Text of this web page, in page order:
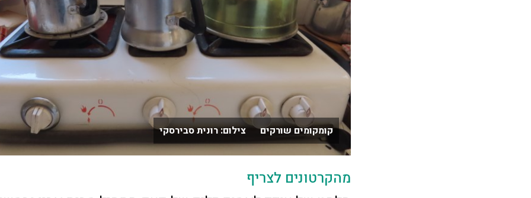
קומקומים שורקים צילום: רונית סבירסקי
מהקרטונים לצריף